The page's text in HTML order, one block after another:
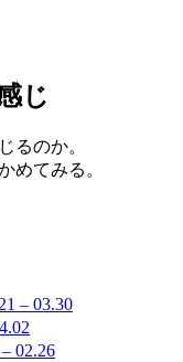
じ
るのか。
めてみる。
– 03.30
02.26